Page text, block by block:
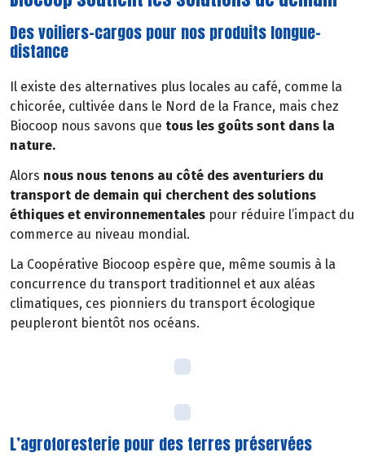
Des voiliers-cargos pour nos produits longue-
distance
Il existe des alternatives plus locales au café, comme la
chicorée, cultivée dans le Nord de la France, mais chez
Biocoop nous savons que tous les goûts sont dans la
nature.
Alors nous nous tenons au côté des aventuriers du
transport de demain qui cherchent des solutions
éthiques et environnementales pour réduire l’impact du
commerce au niveau mondial.
La Coopérative Biocoop espère que, même soumis à la
concurrence du transport traditionnel et aux aléas
climatiques, ces pionniers du transport écologique
peupleront bientôt nos océans.
L’agroforesterie pour des terres préservées